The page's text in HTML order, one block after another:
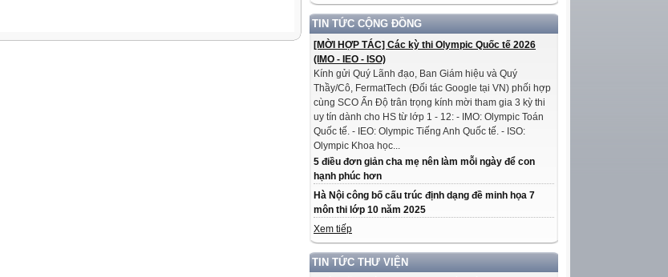
TIN TỨC CỘNG ĐỒNG
[MỜI HỢP TÁC] Các kỳ thi Olympic Quốc tế 2026
(IMO - IEO - ISO)
Kính gửi Quý Lãnh đạo, Ban Giám hiệu và Quý
Thầy/Cô, FermatTech (Đối tác Google tại VN) phối hợp
cùng SCO Ấn Độ trân trọng kính mời tham gia 3 kỳ thi
uy tín dành cho HS từ lớp 1 - 12: - IMO: Olympic Toán
Quốc tế. - IEO: Olympic Tiếng Anh Quốc tế. - ISO:
Olympic Khoa học...
5 điều đơn giản cha mẹ nên làm mỗi ngày để con
hạnh phúc hơn
Hà Nội công bố cấu trúc định dạng đề minh họa 7
môn thi lớp 10 năm 2025
Xem tiếp
TIN TỨC THƯ VIỆN